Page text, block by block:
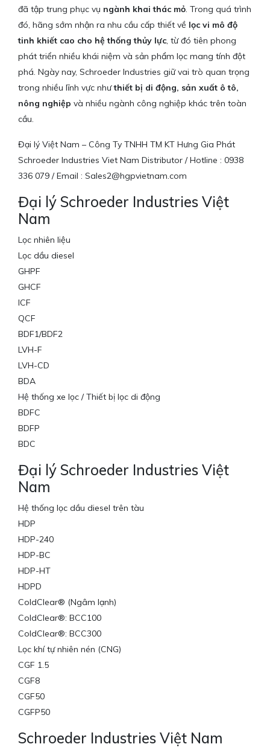
đã tập trung phục vụ ngành khai thác mỏ. Trong quá trình
đó, hãng sớm nhận ra nhu cầu cấp thiết về lọc vi mô độ
tinh khiết cao cho hệ thống thủy lực, từ đó tiên phong
phát triển nhiều khái niệm và sản phẩm lọc mang tính đột
phá. Ngày nay, Schroeder Industries giữ vai trò quan trọng
trong nhiều lĩnh vực nhưthiết bị di động, sản xuất ô tô,
nông nghiệp và nhiều ngành công nghiệp khác trên toàn
cầu.
Đại lý Việt Nam – Công Ty TNHH TM KT Hưng Gia Phát
Schroeder Industries Viet Nam Distributor / Hotline : 0938
336 079 / Email : Sales2@hgpvietnam.com
Đại lý Schroeder Industries Việt
Nam
Lọc nhiên liệu
Lọc dầu diesel
GHPF
GHCF
ICF
QCF
BDF1/BDF2
LVH-F
LVH-CD
BDA
Hệ thống xe lọc / Thiết bị lọc di động
BDFC
BDFP
BDC
Đại lý Schroeder Industries Việt
Nam
Hệ thống lọc dầu diesel trên tàu
HDP
HDP-240
HDP-BC
HDP-HT
HDPD
ColdClear® (Ngâm lạnh)
ColdClear®: BCC100
ColdClear®: BCC300
Lọc khí tự nhiên nén (CNG)
CGF 1.5
CGF8
CGF50
CGFP50
Schroeder Industries Việt Nam